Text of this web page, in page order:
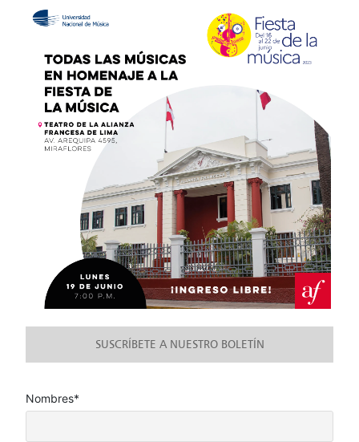
SUSCRÍBETE A NUESTRO BOLETÍN
Nombres*